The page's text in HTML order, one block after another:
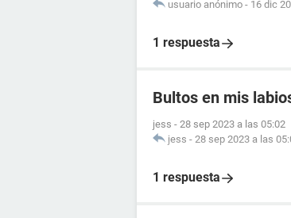
usuario anónimo - 16 dic
1 respuesta
Bultos en mis
jess - 28 sep 2023 a las 05:02
jess - 28 sep 2023 a las
1 respuesta